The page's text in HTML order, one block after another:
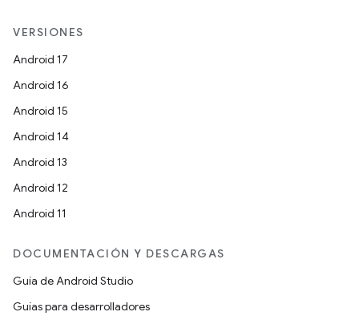
VERSIONES
Android 17
Android 16
Android 15
Android 14
Android 13
Android 12
Android 11
DOCUMENTACIÓN Y DESCARGAS
Guía de Android Studio
Guías para desarrolladores